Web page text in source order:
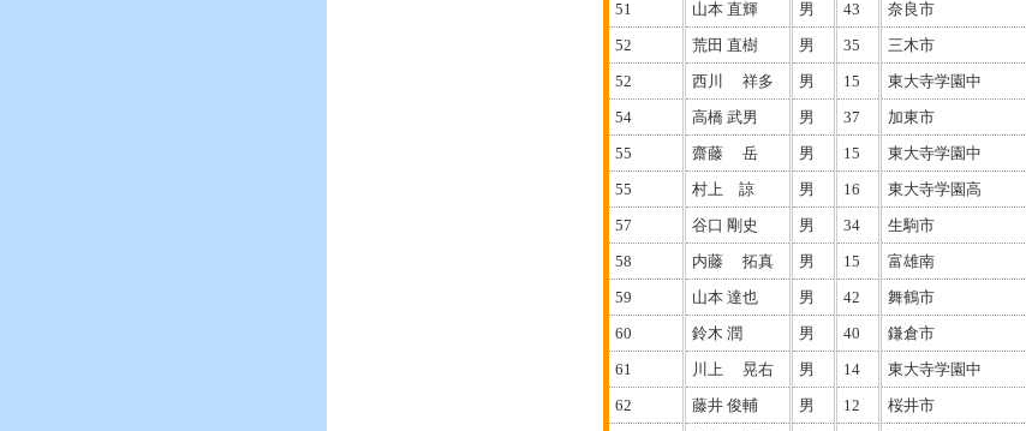
51
山本 直輝 男 43 奈良市
52
荒田 直樹 男 35 三木市
52
西川 祥多 男 15 東大寺学園中
54
高橋 武男 男 37 加東市
55
齋藤 岳 男 15 東大寺学園中
55
村上 諒 男 16 東大寺学園高
57
谷口 剛史 男 34 生駒市
58
内藤 拓真 男 15 富雄南
59
山本 達也 男 42 舞鶴市
60
鈴木 潤 男 40 鎌倉市
61
川上 晃右 男 14 東大寺学園中
62
藤井 俊輔 男 12 桜井市